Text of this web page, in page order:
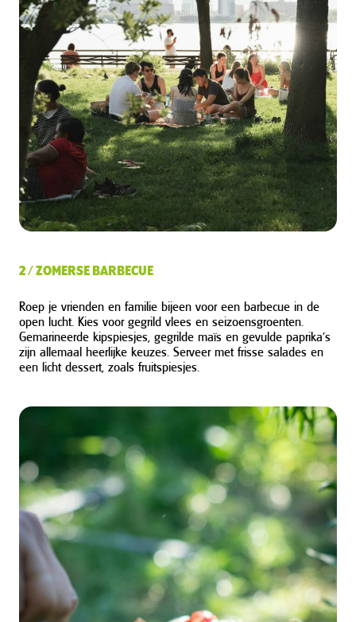
2 / ZOMERSE BARBECUE
Roep je vrienden en familie bijeen voor een barbecue in de
open lucht. Kies voor gegrild vlees en seizoensgroenten.
Gemarineerde kipspiesjes, gegrilde maïs en gevulde paprika’s
zijn allemaal heerlijke keuzes. Serveer met frisse salades en
een licht dessert, zoals fruitspiesjes.